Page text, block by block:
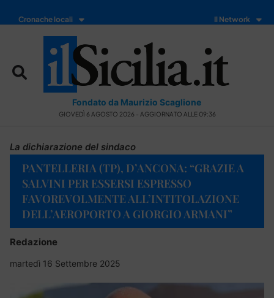
Cronache locali Il Network
Fondato da Maurizio Scaglione
GIOVEDÌ 6 AGOSTO 2026 - AGGIORNATO ALLE 09:36
La dichiarazione del sindaco
PANTELLERIA (TP), D’ANCONA: “GRAZIE A
SALVINI PER ESSERSI ESPRESSO
FAVOREVOLMENTE ALL’INTITOLAZIONE
DELL’AEROPORTO A GIORGIO ARMANI”
Redazione
martedì 16 Settembre 2025